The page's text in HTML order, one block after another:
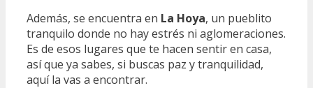
Además, se encuentra en La Hoya, un pueblito
tranquilo donde no hay estrés ni aglomeraciones.
Es de esos lugares que te hacen sentir en casa,
así que ya sabes, si buscas paz y tranquilidad,
aquí la vas a encontrar.